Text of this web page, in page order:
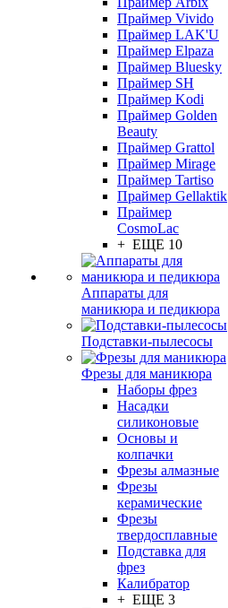
Праймер Vivido
Праймер LAK'U
Праймер Elpaza
Праймер Bluesky
Праймер SH
Праймер Kodi
Праймер Golden
Beauty
Праймер Grattol
Праймер Mirage
Праймер Tartiso
Праймер Gellaktik
Праймер
CosmoLac
+ ЕЩЕ 10
Аппараты для
маникюра и педикюра
Подставки-пылесосы
Фрезы для маникюра
Наборы фрез
Насадки
силиконовые
Основы и
колпачки
Фрезы алмазные
Фрезы
керамические
Фрезы
твердосплавные
Подставка для
фрез
Калибратор
+ ЕЩЕ 3